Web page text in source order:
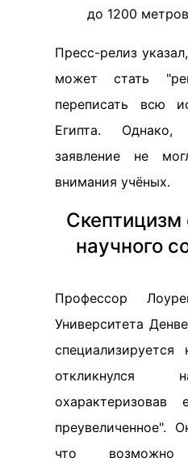
до 1200 метров
Пресс-релиз
может стать
переписать всю
Египта.
заявление не
внимания учёных.
Скептицизм
научного
Профессор
Университета
откликнулся
преувеличенное".
что возможно